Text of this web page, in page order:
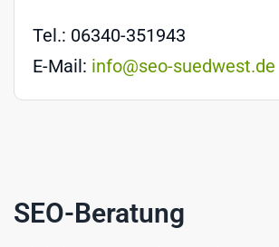
Tel.: 06340-351943
E-Mail: info@seo-suedwest.de
SEO-Beratung